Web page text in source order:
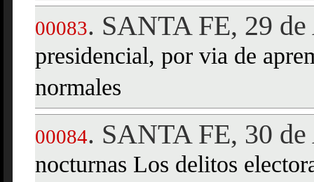
00083. SANTA FE, 29
presidencial, por via de
normales
00084. SANTA FE, 30
nocturnas Los delitos